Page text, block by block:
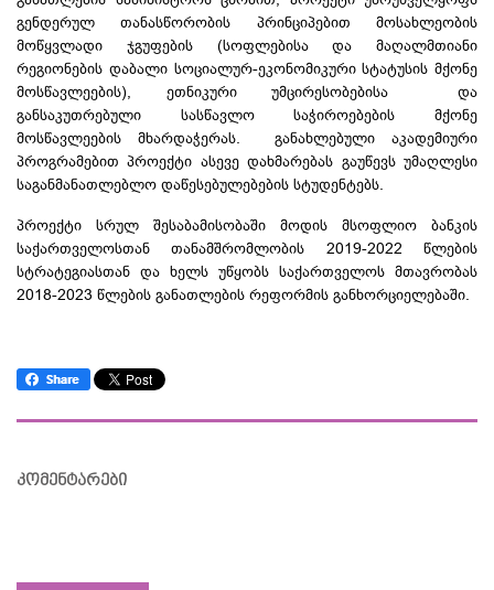
გენდერულ თანასწორობის პრინციპებით მოსახლეობის
მოწყვლადი ჯგუფების (სოფლებისა და მაღალმთიანი
რეგიონების დაბალი სოციალურ-ეკონომიკური სტატუსის მქონე
მოსწავლეების), ეთნიკური უმცირესობებისა და
განსაკუთრებული სასწავლო საჭიროებების მქონე
მოსწავლეების მხარდაჭერას. განახლებული აკადემიური
პროგრამებით პროექტი ასევე დახმარებას გაუწევს უმაღლესი
საგანმანათლებლო დაწესებულებების სტუდენტებს.
პროექტი სრულ შესაბამისობაში მოდის მსოფლიო ბანკის
საქართველოსთან თანამშრომლობის 2019-2022 წლების
სტრატეგიასთან და ხელს უწყობს საქართველოს მთავრობას
2018-2023 წლების განათლების რეფორმის განხორციელებაში.
კომენტარები